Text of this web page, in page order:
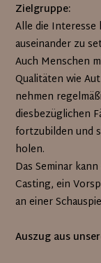
Zielgruppe:
Alle die Interesse
auseinander zu
Auch Menschen
Qualitäten wie
nehmen
diesbezüglichen
fortzubilden und
holen.
Das Seminar
Casting, ein
an einer
Auszug aus